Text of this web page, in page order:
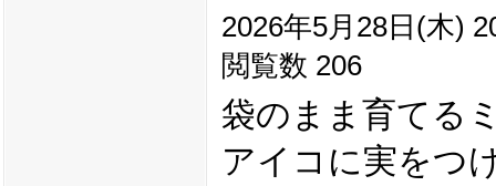
2026年5月28日(木)
閲覧数 206
袋のまま育てる
アイコに実をつ